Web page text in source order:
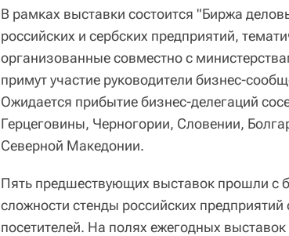
В рамках выставки состоится "Биржа
российских и сербских предприятий,
организованные совместно с
примут участие руководители бизнес-
Ожидается прибытие бизнес-делегаций
Герцеговины, Черногории, Словении,
Северной Македонии.
Пять предшествующих выставок прошли с
сложности стенды российских
посетителей. На полях ежегодных